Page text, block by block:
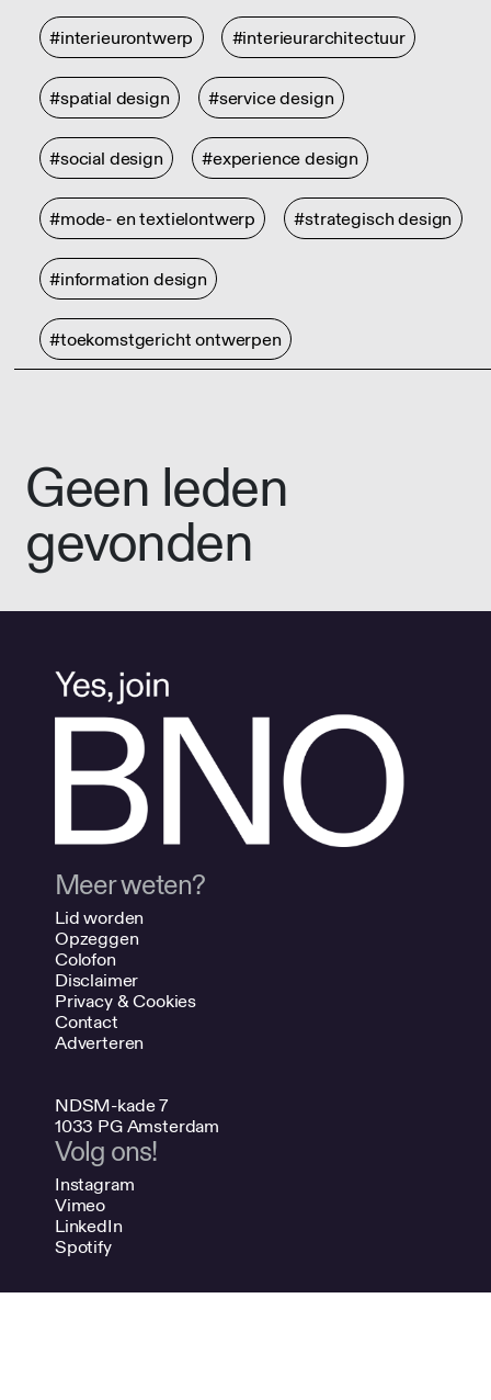
#interieurontwerp #interieurarchitectuur
#spatial design #service design
#social design #experience design
#mode- en textielontwerp #strategisch design
#information design
#toekomstgericht ontwerpen
Geen leden
gevonden
Meer weten?
Lid worden
Opzeggen
Colofon
Disclaimer
Privacy & Cookies
Contact
Adverteren
NDSM-kade 7
1033 PG Amsterdam
Volg ons!
Instagram
Vimeo
LinkedIn
Spotify